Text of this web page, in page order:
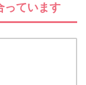
っています